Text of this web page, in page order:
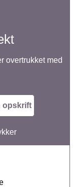
overtrukket med
opskrift